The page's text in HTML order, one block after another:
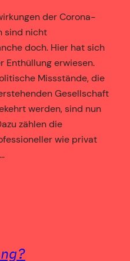
der Corona-
sind nicht
doch. Hier hat sich
Enthüllung erwiesen.
Missstände, die
Gesellschaft
werden, sind nun
zählen die
wie privat